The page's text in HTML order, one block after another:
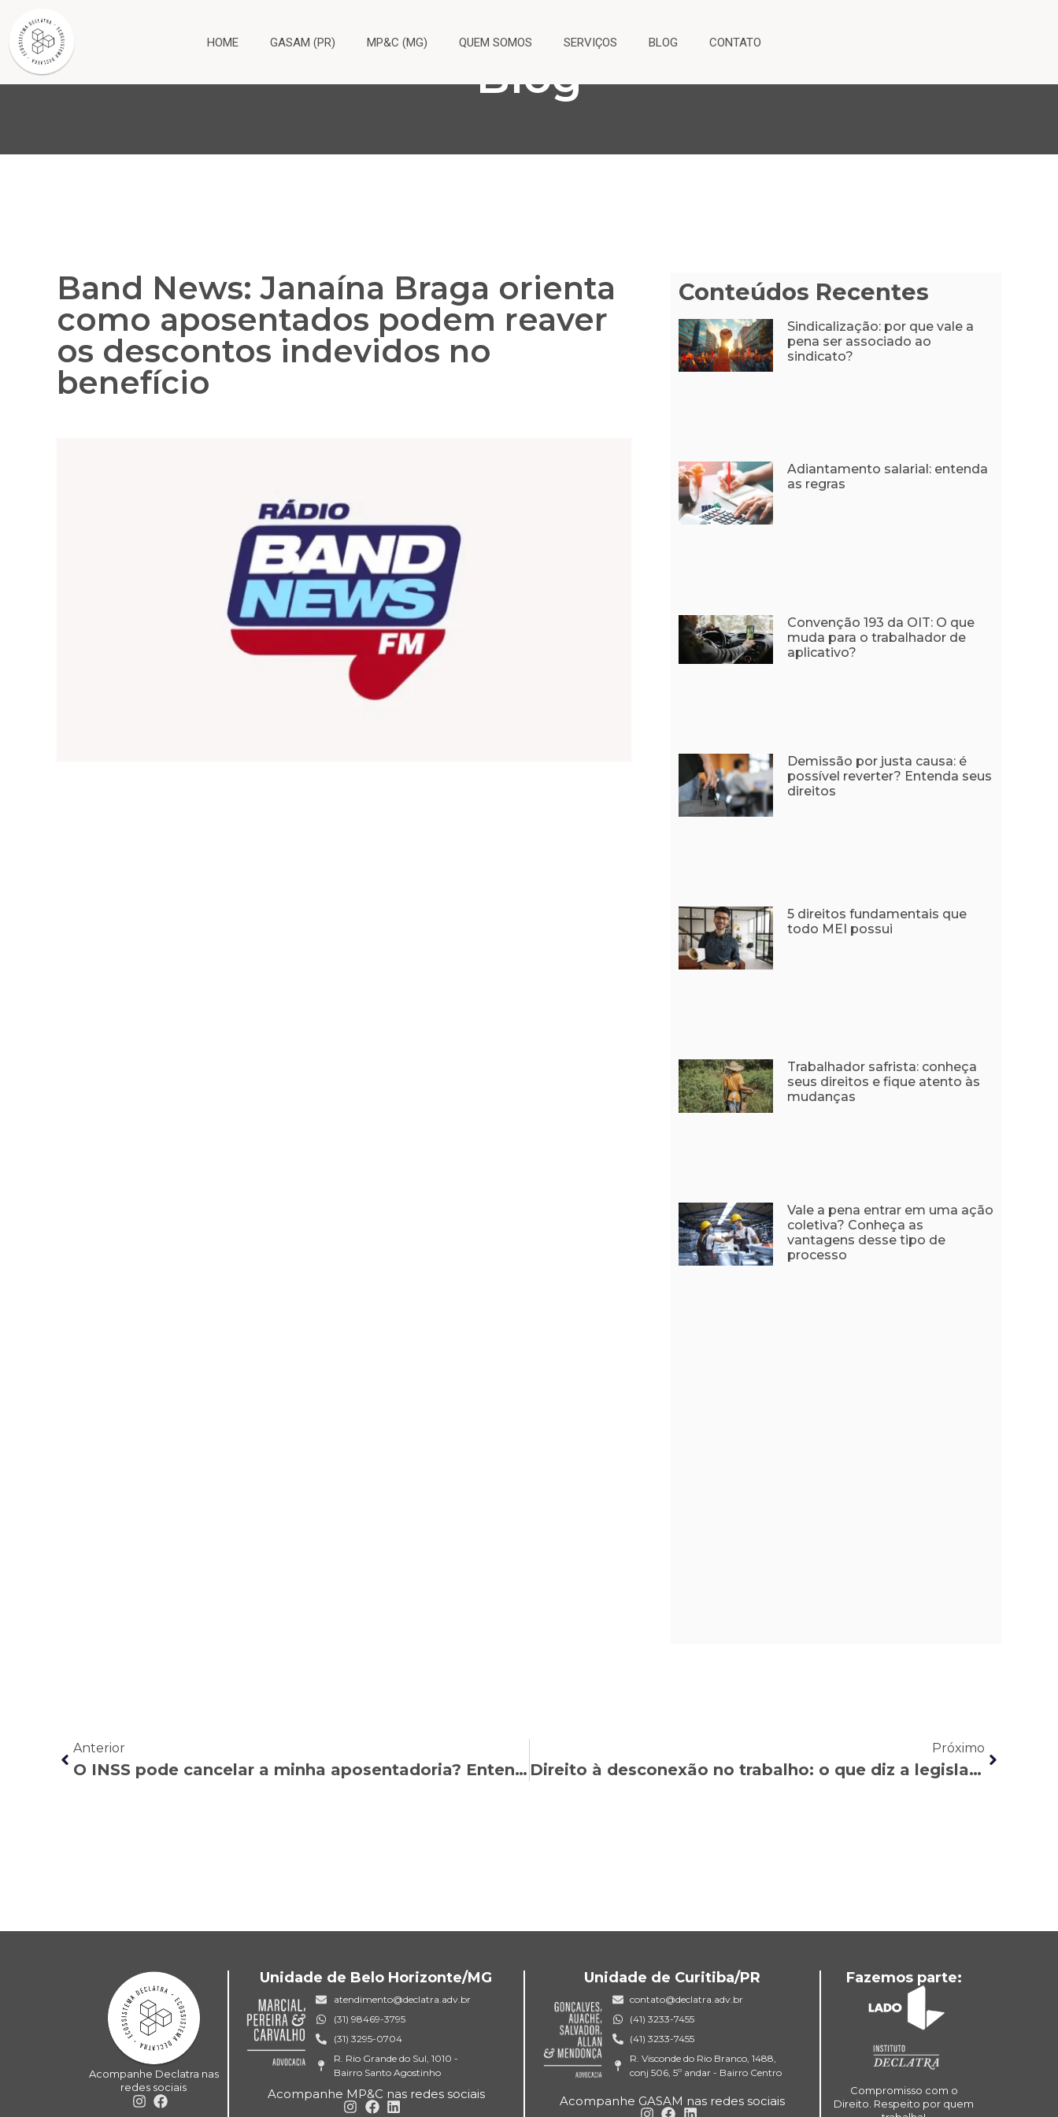
HOME GASAM (PR) MP&C (MG) QUEM SOMOS SERVIÇOS BLOG CONTATO
Blog
Band News: Janaína Braga orienta
como aposentados podem reaver
os descontos indevidos no
benefício
Conteúdos Recentes
Sindicalização: por que vale a
pena ser associado ao
sindicato?
Adiantamento salarial: entenda
as regras
Convenção 193 da OIT: O que
muda para o trabalhador de
aplicativo?
Demissão por justa causa: é
possível reverter? Entenda seus
direitos
5 direitos fundamentais que
todo MEI possui
Trabalhador safrista: conheça
seus direitos e fique atento às
mudanças
Vale a pena entrar em uma ação
coletiva? Conheça as
vantagens desse tipo de
processo
Anterior
O INSS pode cancelar a minha aposentadoria? Entenda seus direitos!
Próximo
Direito à desconexão no trabalho: o que diz a legislação?
Acompanhe Declatra nas
redes sociais
Unidade de Belo Horizonte/MG
atendimento@declatra.adv.br
(31) 98469-3795
(31) 3295-0704
R. Rio Grande do Sul, 1010 -
Bairro Santo Agostinho
Acompanhe MP&C nas redes sociais
Unidade de Curitiba/PR
contato@declatra.adv.br
(41) 3233-7455
(41) 3233-7455
R. Visconde do Rio Branco, 1488,
conj 506, 5º andar - Bairro Centro
Acompanhe GASAM nas redes sociais
Fazemos parte:
Compromisso com o
Direito. Respeito por quem